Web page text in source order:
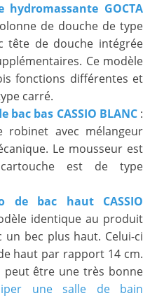
hydromassante GOCTA
de douche de type
tête de douche intégrée
Ce modèle
fonctions différentes et
carré.
bac bas CASSIO BLANC:
robinet avec mélangeur
Le mousseur est
est de type
de bac haut CASSIO
identique au produit
un bec plus haut. Celui-ci
haut par rapport 14 cm.
peut être une très bonne
une salle de bain